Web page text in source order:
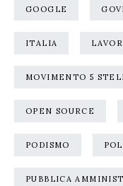
GOOGLE
ITALIA
MOVIMENTO 5
OPEN SOURCE
PODISMO
PUBBLICA